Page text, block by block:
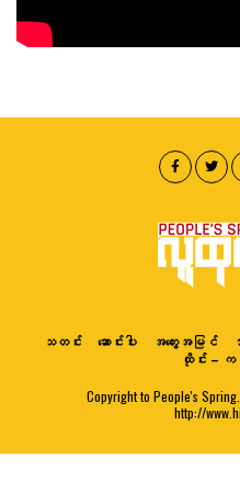
သတင်း ဆောင်းပါး အတွေးအမြင်
ထိုင်း – ကမ္
Copyright to People's
http://